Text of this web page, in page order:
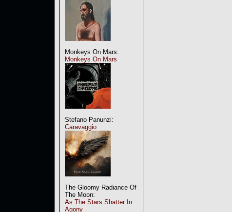
Monkeys On Mars:
Monkeys On Mars
Stefano Panunzi:
Caravaggio
The Gloomy Radiance Of
The Moon:
As The Stars Shatter In
Agony